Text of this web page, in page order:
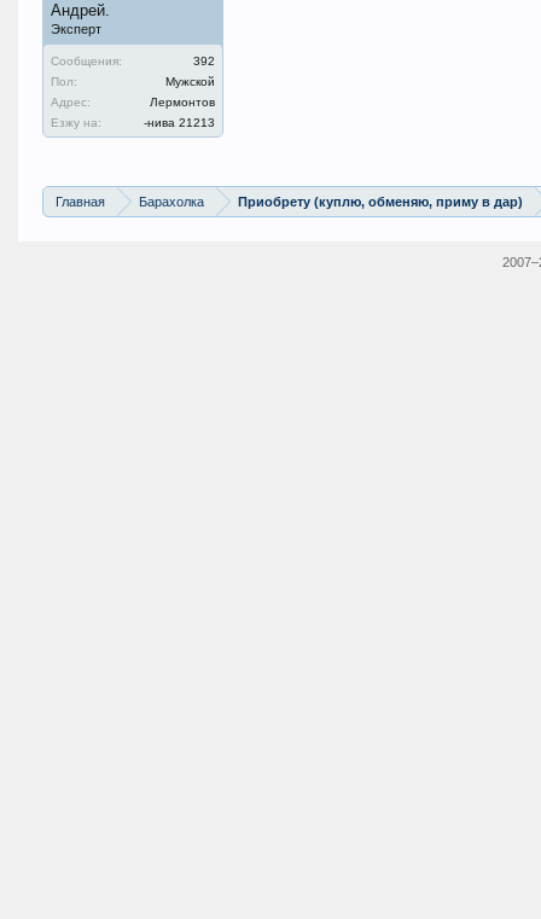
Андрей.
Эксперт
Сообщения:
392
Пол:
Мужской
Адрес:
Лермонтов
Езжу на:
-нива 21213
Главная Барахолка Приобрету (куплю, обменяю, приму в дар)
2007–